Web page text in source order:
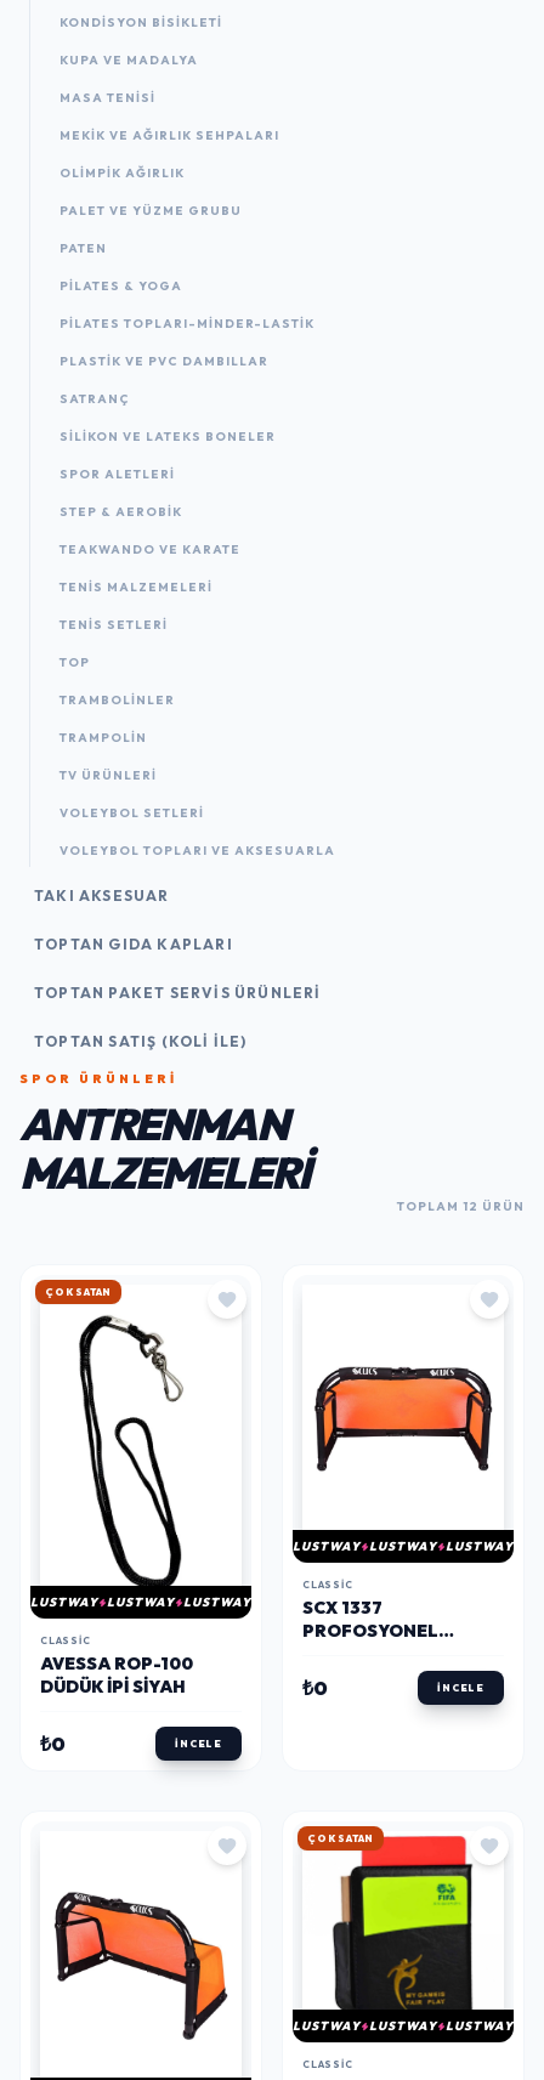
KONDISYON BISIKLETI
KUPA VE MADALYA
MASA TENISI
MEKIK VE AĞIRLIK SEHPALARI
OLIMPIK AĞIRLIK
PALET VE YÜZME GRUBU
PATEN
PILATES & YOGA
PILATES TOPLARI-MINDER-LASTIK
PLASTIK VE PVC DAMBILLAR
SATRANÇ
SILIKON VE LATEKS BONELER
SPOR ALETLERI
STEP & AEROBIK
TEAKWANDO VE KARATE
TENIS MALZEMELERI
TENIS SETLERI
TOP
TRAMBOLINLER
TRAMPOLIN
TV ÜRÜNLERI
VOLEYBOL SETLERI
VOLEYBOL TOPLARI VE AKSESUARLA
TAKI AKSESUAR
TOPTAN GIDA KAPLARI
TOPTAN PAKET SERVIS ÜRÜNLERI
TOPTAN SATIŞ (KOLI İLE)
SPOR ÜRÜNLERI
ANTRENMAN
MALZEMELERI
TOPLAM 12 ÜRÜN
ÇOK SATAN
LUSTWAY LUSTWAY LUSTWAY
CLASSIC
AVESSA ROP-100
DÜDÜK İPI SIYAH
₺0 İNCELE
LUSTWAY LUSTWAY LUSTWAY
CLASSIC
SCX 1337
PROFOSYONEL
CM
₺0 İNCELE
ÇOK SATAN
LUSTWAY LUSTWAY LUSTWAY
CLASSIC